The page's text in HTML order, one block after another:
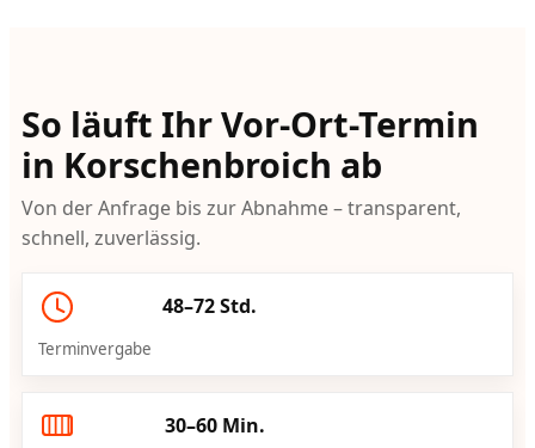
So läuft Ihr Vor-Ort-Termin
in Korschenbroich ab
Von der Anfrage bis zur Abnahme – transparent,
schnell, zuverlässig.
48–72 Std.
Terminvergabe
30–60 Min.